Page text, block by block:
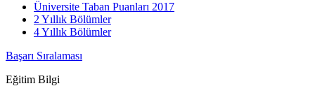
Üniversite Taban Puanları 2017
2 Yıllık Bölümler
4 Yıllık Bölümler
Başarı Sıralaması
Eğitim Bilgi